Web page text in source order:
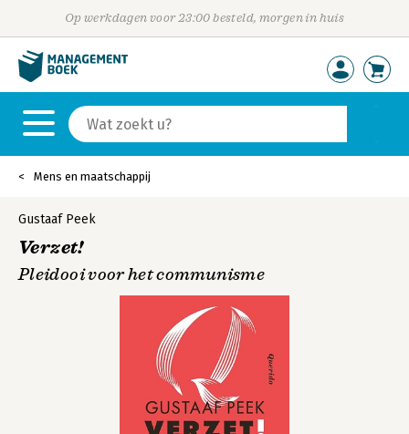
Op werkdagen voor 23:00 besteld, morgen in huis
Mens en maatschappij
Gustaaf Peek
Verzet!
Pleidooi voor het communisme